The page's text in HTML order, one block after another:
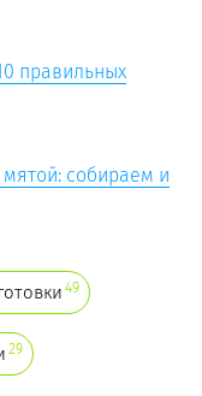
правильных
собираем и
49
29